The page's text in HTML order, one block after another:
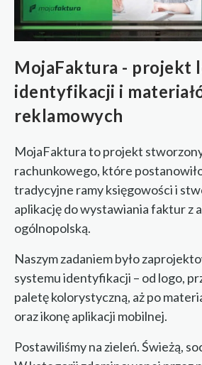
MojaFaktura - projekt
identyfikacji i
reklamowych
MojaFaktura to projekt
rachunkowego, które
tradycyjne ramy księgowości i
aplikację do wystawiania faktur z
ogólnopolską.
Naszym zadaniem było
systemu identyfikacji – od logo,
paletę kolorystyczną, aż po
oraz ikonę aplikacji mobilnej.
Postawiliśmy na zieleń. Świeżą,